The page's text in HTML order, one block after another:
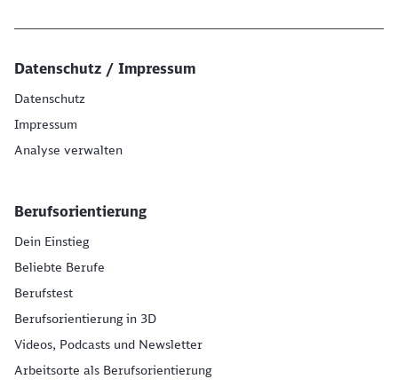
Datenschutz / Impressum
Datenschutz
Impressum
Analyse verwalten
Berufsorientierung
Dein Einstieg
Beliebte Berufe
Berufstest
Berufsorientierung in 3D
Videos, Podcasts und Newsletter
Arbeitsorte als Berufsorientierung